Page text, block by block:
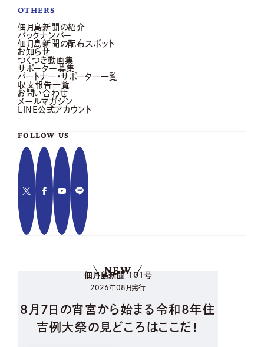
OTHERS
佃月島新聞の紹介
バックナンバー
佃月島新聞の配布スポット
お知らせ
つくつき動画集
サポーター募集
パートナー・サポーター一覧
収支報告一覧
お問い合わせ
メールマガジン
LINE公式アカウント
FOLLOW US
NEW
佃月島新聞 101号
2026年08月発行
8月7日の宵宮から始まる令和8年住
吉例大祭の見どころはここだ！